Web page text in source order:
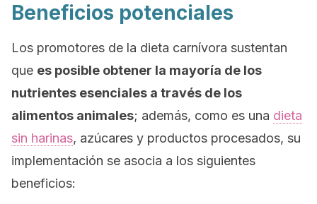
Beneficios potenciales
Los promotores de la dieta carnívora sustentan
que es posible obtener la mayoría de los
nutrientes esenciales a través de los
alimentos animales; además, como es una dieta
sin harinas, azúcares y productos procesados, su
implementación se asocia a los siguientes
beneficios: